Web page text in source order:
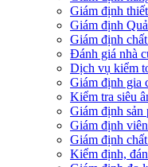
Giám định
Giám định
Giám định
Đánh giá nhà
Dịch vụ kiểm
Giám định gia
Kiểm tra siêu
Giám định sản
Giám định
Giám định
Kiểm định,